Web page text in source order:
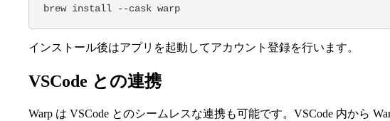
brew install --cask warp
インストール後はアプリを起動してアカウント登録を行います。
VSCode との連携
Warp は VSCode とのシームレスな連携も可能です。VSCode 内から